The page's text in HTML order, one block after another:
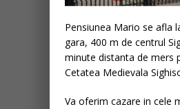
Pensiunea Mario se afla
gara, 400 m de centrul
minute distanta de mers
Cetatea Medievala
Va oferim cazare in cele